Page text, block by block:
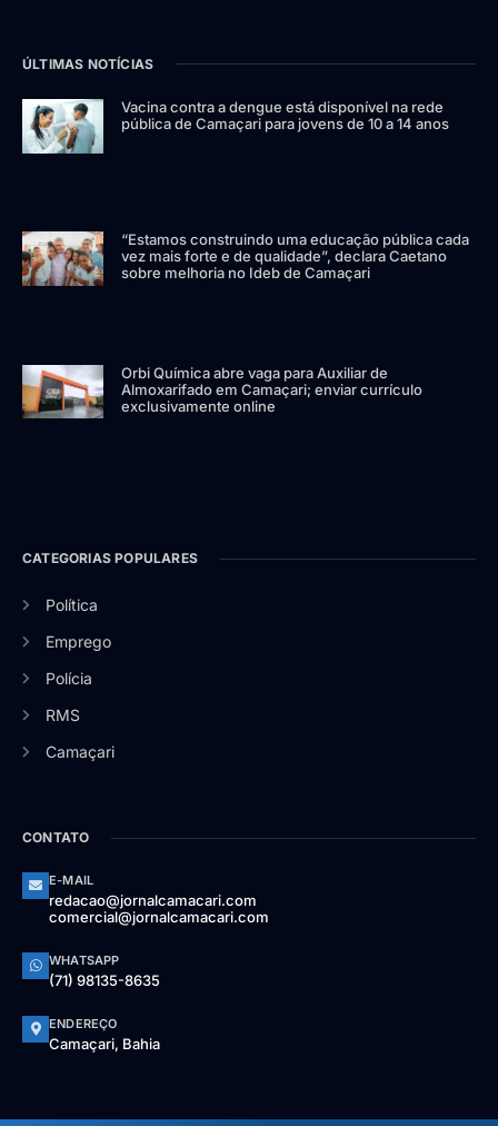
ÚLTIMAS NOTÍCIAS
Vacina contra a dengue está disponível na rede
pública de Camaçari para jovens de 10 a 14 anos
“Estamos construindo uma educação pública cada
vez mais forte e de qualidade”, declara Caetano
sobre melhoria no Ideb de Camaçari
Orbi Química abre vaga para Auxiliar de
Almoxarifado em Camaçari; enviar currículo
exclusivamente online
CATEGORIAS POPULARES
Política
Emprego
Polícia
RMS
Camaçari
CONTATO
E-MAIL
redacao@jornalcamacari.com
comercial@jornalcamacari.com
WHATSAPP
(71) 98135-8635
ENDEREÇO
Camaçari, Bahia